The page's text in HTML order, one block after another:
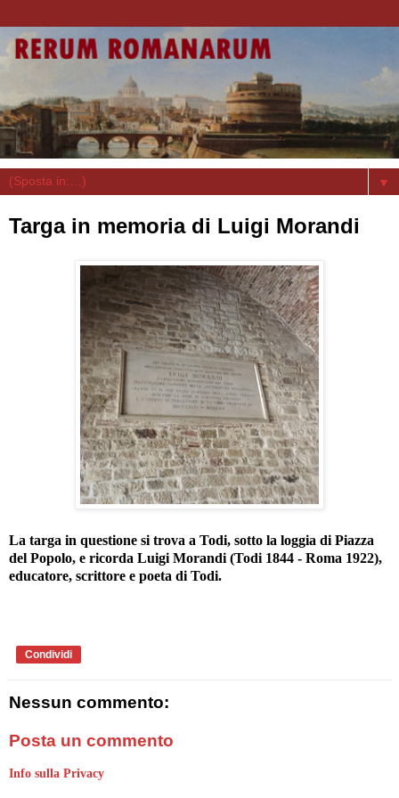
▼
Targa in memoria di Luigi Morandi
La targa in questione si trova a Todi, sotto la loggia di Piazza
del Popolo, e ricorda Luigi Morandi (Todi 1844 - Roma 1922),
educatore, scrittore e poeta di Todi.
Condividi
Nessun commento:
Posta un commento
Info sulla Privacy